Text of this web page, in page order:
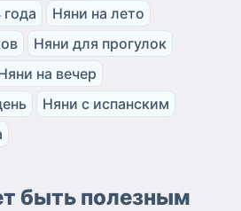
Няни на лето
Няни для прогулок
на вечер
Няни с испанским
быть полезным